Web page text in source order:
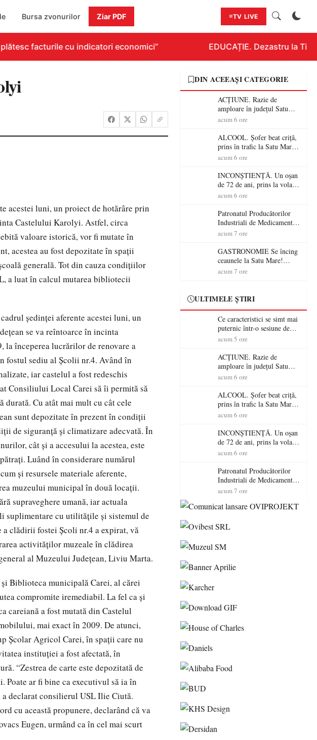
Bursa zvonurilor Ziar PDF TV LIVE
facturile cu indicatori economici” EDUCAȚIE. Dezastru la
acestei luni, un proiect de hotărâre prin
Castelului Karolyi. Astfel, circa
valoare istorică, vor fi mutate în
acestea au fost depozitate în spaţii
generală. Tot din cauza condiţiilor
a luat în calcul mutarea bibliotecii
şedinţei aferente acestei luni, un
se va reîntoarce în incinta
la începerea lucrărilor de renovare a
fostul sediu al Şcolii nr.4. Având în
iar castelul a fost redeschis
Consiliului Local Carei să îi permită să
durată. Cu atât mai mult cu cât cele
sunt depozitate în prezent în condiţii
de siguranţă şi climatizare adecvată. În
cât şi a accesului la acestea, este
Luând în considerare numărul
şi resursele materiale aferente,
muzeului municipal în două locaţii.
supraveghere umană, iar actuala
suplimentare cu utilităţile şi sistemul de
a clădirii fostei Şcoli nr.4 a expirat, vă
activităţilor muzeale în clădirea
al Muzeului Judeţean, Liviu Marta.
Biblioteca municipală Carei, al cărei
compromite iremediabil. La fel ca şi
careiană a fost mutată din Castelul
mai exact în 2009. De atunci,
Şcolar Agricol Carei, în spaţii care nu
instituţiei a fost afectată, în
“Zestrea de carte este depozitată de
ar fi bine ca executivul să ia în
declarat consilierul USL Ilie Ciută.
cu această propunere, declarând că va
Eugen, urmând ca în cel mai scurt
DIN ACEEAȘI CATEGORIE
ACȚIUNE. Razie de
amploare în județul Satu
Mare! Polițiștii au dat sute
șoferi fără permis într-o
singură zi
acum 6 ore
ALCOOL. Șofer beat criță,
prins în trafic la Satu Mare!
Alcoolemie uriașă
acum 6 ore
INCONȘTIENȚĂ. Un oșan
de 72 de ani, prins la volan
fără permis! Polițiștii l-au
acum 6 ore
Patronatul Producătorilor
Industriali de Medicamente
din România (PRIMER):
energie electrică a fabricilor
de medicamente va pune în
pericol accesul pacienților la
medicamente esențiale
acum 7 ore
GASTRONOMIE Se încing
ceaunele la Satu Mare!
Concursul „Veress Ádám”
jurat de renume
acum 7 ore
ULTIMELE ȘTIRI
Ce caracteristici se simt mai
puternic într-o sesiune de
distracție la sloturi online:
RTP?
acum 5 ore
ACȚIUNE. Razie de
amploare în județul Satu
Mare! Polițiștii au dat sute
șoferi fără permis într-o
singură zi
acum 6 ore
ALCOOL. Șofer beat criță,
prins în trafic la Satu Mare!
Alcoolemie uriașă
acum 6 ore
INCONȘTIENȚĂ. Un oșan
de 72 de ani, prins la volan
fără permis! Polițiștii l-au
acum 6 ore
Patronatul Producătorilor
Industriali de Medicamente
din România (PRIMER):
energie electrică a fabricilor
pericol accesul pacienților la
acum 7 ore